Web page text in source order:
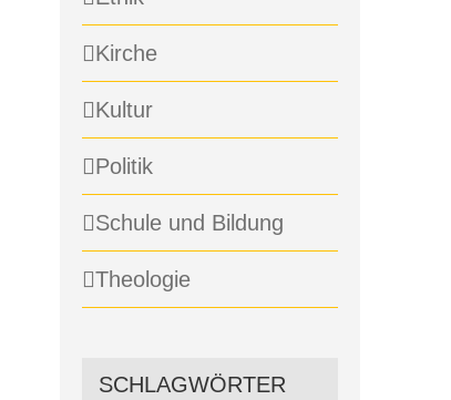
Kirche
Kultur
Politik
Schule und Bildung
Theologie
SCHLAGWÖRTER